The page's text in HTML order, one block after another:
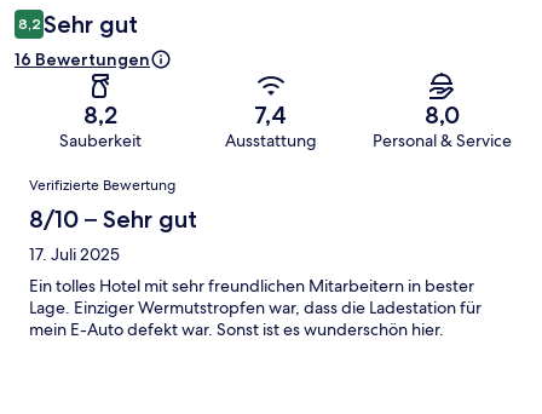
8,2 Sehr gut
16 Bewertungen
8,2
Sauberkeit
7,4
Ausstattung
8,0
Personal & Service
Bewertungen
Verifizierte Bewertung
8/10 – Sehr gut
17. Juli 2025
Ein tolles Hotel mit sehr freundlichen Mitarbeitern in bester
Lage. Einziger Wermutstropfen war, dass die Ladestation für
mein E-Auto defekt war. Sonst ist es wunderschön hier.